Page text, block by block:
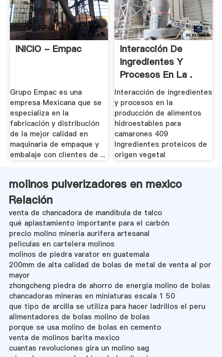
INICIO - Empac
Grupo Empac es una
empresa Mexicana que se
especializa en la
fabricación y distribución
de la mejor calidad en
maquinaria de empaque y
embalaje con clientes de ...
Interacción De
Ingredientes Y
Procesos En La .
Interacción de ingredientes
y procesos en la
producción de alimentos
hidroestables para
camarones 409
Ingredientes proteicos de
origen vegetal
molinos pulverizadores en mexico
Relación
venta de chancadora de mandíbula de talco
qué aplastamiento importante para el carbón
precio molino mineria aurifera artesanal
peliculas en cartelera molinos
molinos de piedra varator en guatemala
200mm de alta calidad de bolas de metal de venta al por
mayor
zhongcheng piedra de ahorro de energía molino de bolas
chancadoras mineras en miniaturas escala 1 50
que tipo de arcilla se utiliza para hacer ladrillos el peru
alimentadores de bolas molino de bolas
porque se usa molino de bolas en cemento
venta de molinos barita mexico
cuantas revoluciones gira un molino sag